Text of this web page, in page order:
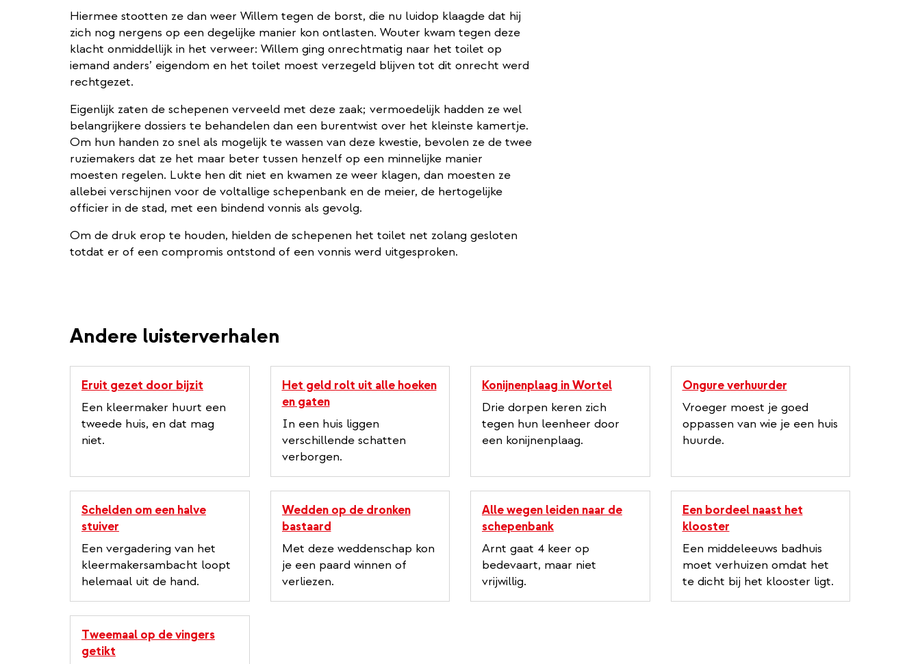
Hiermee stootten ze dan weer Willem tegen de borst, die nu luidop klaagde dat hij
zich nog nergens op een degelijke manier kon ontlasten. Wouter kwam tegen deze
klacht onmiddellijk in het verweer: Willem ging onrechtmatig naar het toilet op
iemand anders’ eigendom en het toilet moest verzegeld blijven tot dit onrecht werd
rechtgezet.
Eigenlijk zaten de schepenen verveeld met deze zaak; vermoedelijk hadden ze wel
belangrijkere dossiers te behandelen dan een burentwist over het kleinste kamertje.
Om hun handen zo snel als mogelijk te wassen van deze kwestie, bevolen ze de twee
ruziemakers dat ze het maar beter tussen henzelf op een minnelijke manier
moesten regelen. Lukte hen dit niet en kwamen ze weer klagen, dan moesten ze
allebei verschijnen voor de voltallige schepenbank en de meier, de hertogelijke
officier in de stad, met een bindend vonnis als gevolg.
Om de druk erop te houden, hielden de schepenen het toilet net zolang gesloten
totdat er of een compromis ontstond of een vonnis werd uitgesproken.
Andere luisterverhalen
Eruit gezet door bijzit
Een kleermaker huurt een
tweede huis, en dat mag
niet.
Het geld rolt uit alle hoeken
en gaten
In een huis liggen
verschillende schatten
verborgen.
Konijnenplaag in Wortel
Drie dorpen keren zich
tegen hun leenheer door
een konijnenplaag.
Ongure verhuurder
Vroeger moest je goed
oppassen van wie je een huis
huurde.
Schelden om een halve
stuiver
Een vergadering van het
kleermakersambacht loopt
helemaal uit de hand.
Wedden op de dronken
bastaard
Met deze weddenschap kon
je een paard winnen of
verliezen.
Alle wegen leiden naar de
schepenbank
Arnt gaat 4 keer op
bedevaart, maar niet
vrijwillig.
Een bordeel naast het
klooster
Een middeleeuws badhuis
moet verhuizen omdat het
te dicht bij het klooster ligt.
Tweemaal op de vingers
getikt